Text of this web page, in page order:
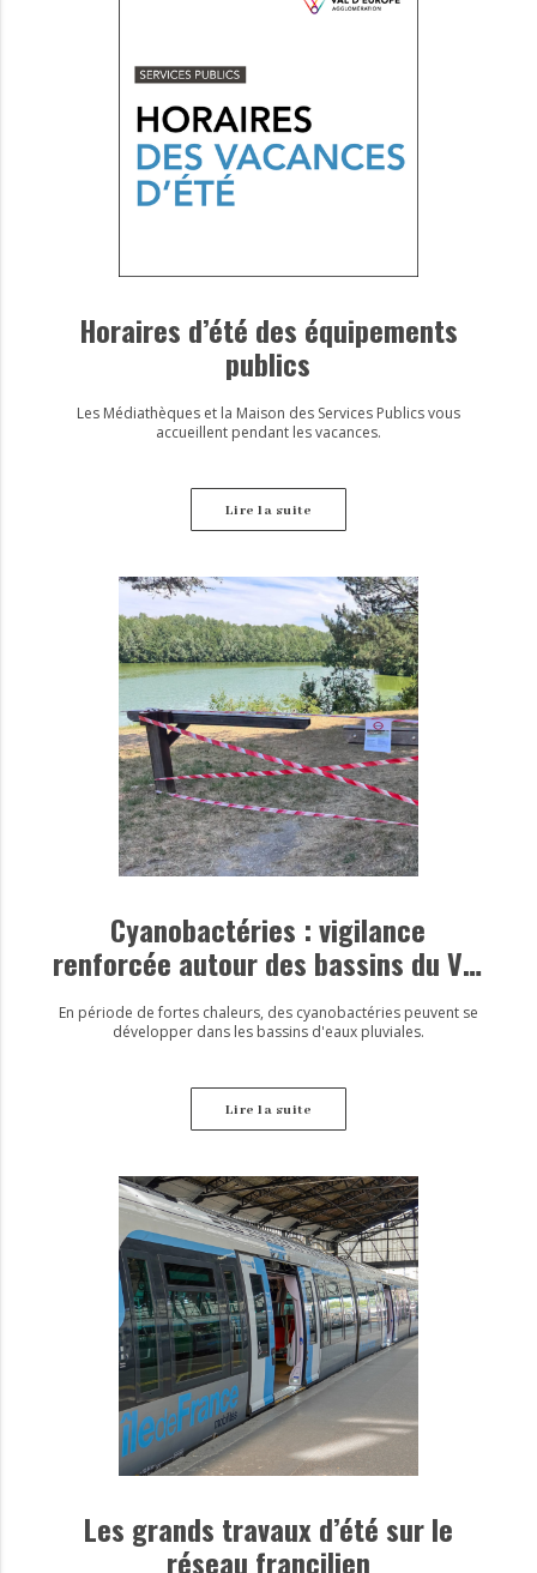
Horaires d’été des équipements
publics
Les Médiathèques et la Maison des Services Publics vous
accueillent pendant les vacances.
Lire la suite
Cyanobactéries : vigilance
renforcée autour des bassins du Val
d’Europe
En période de fortes chaleurs, des cyanobactéries peuvent se
développer dans les bassins d'eaux pluviales.
Lire la suite
Les grands travaux d’été sur le
réseau francilien